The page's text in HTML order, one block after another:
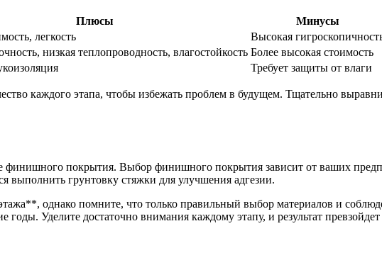
Плюсы
Минусы
легкость
Высокая
низкая теплопроводность, влагостойкость Более высокая стоимость
Требует защиты от влаги
каждого этапа, чтобы избежать проблем в будущем. Тщательно
финишного покрытия. Выбор финишного покрытия зависит от ваших
грунтовку стяжки для улучшения адгезии.
однако помните, что только правильный выбор материалов и
Уделите достаточно внимания каждому этапу, и результат